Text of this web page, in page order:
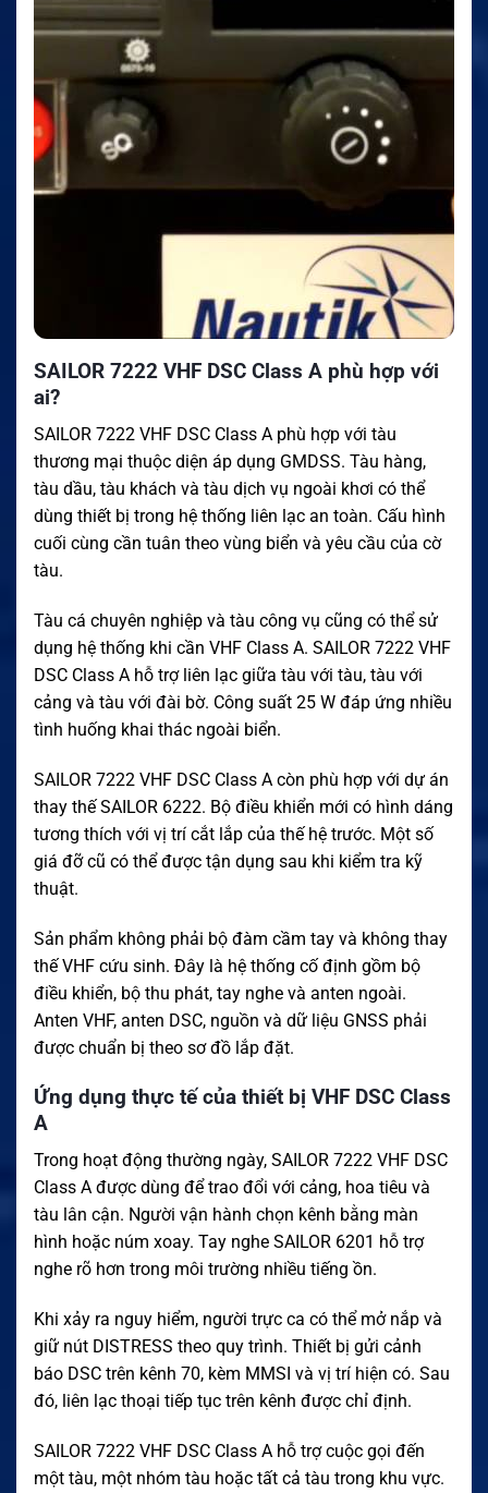
SAILOR 7222 VHF DSC Class A phù hợp với
ai?
SAILOR 7222 VHF DSC Class A phù hợp với tàu
thương mại thuộc diện áp dụng GMDSS. Tàu hàng,
tàu dầu, tàu khách và tàu dịch vụ ngoài khơi có thể
dùng thiết bị trong hệ thống liên lạc an toàn. Cấu hình
cuối cùng cần tuân theo vùng biển và yêu cầu của cờ
tàu.
Tàu cá chuyên nghiệp và tàu công vụ cũng có thể sử
dụng hệ thống khi cần VHF Class A. SAILOR 7222 VHF
DSC Class A hỗ trợ liên lạc giữa tàu với tàu, tàu với
cảng và tàu với đài bờ. Công suất 25 W đáp ứng nhiều
tình huống khai thác ngoài biển.
SAILOR 7222 VHF DSC Class A còn phù hợp với dự án
thay thế SAILOR 6222. Bộ điều khiển mới có hình dáng
tương thích với vị trí cắt lắp của thế hệ trước. Một số
giá đỡ cũ có thể được tận dụng sau khi kiểm tra kỹ
thuật.
Sản phẩm không phải bộ đàm cầm tay và không thay
thế VHF cứu sinh. Đây là hệ thống cố định gồm bộ
điều khiển, bộ thu phát, tay nghe và anten ngoài.
Anten VHF, anten DSC, nguồn và dữ liệu GNSS phải
được chuẩn bị theo sơ đồ lắp đặt.
Ứng dụng thực tế của thiết bị VHF DSC Class
A
Trong hoạt động thường ngày, SAILOR 7222 VHF DSC
Class A được dùng để trao đổi với cảng, hoa tiêu và
tàu lân cận. Người vận hành chọn kênh bằng màn
hình hoặc núm xoay. Tay nghe SAILOR 6201 hỗ trợ
nghe rõ hơn trong môi trường nhiều tiếng ồn.
Khi xảy ra nguy hiểm, người trực ca có thể mở nắp và
giữ nút DISTRESS theo quy trình. Thiết bị gửi cảnh
báo DSC trên kênh 70, kèm MMSI và vị trí hiện có. Sau
đó, liên lạc thoại tiếp tục trên kênh được chỉ định.
SAILOR 7222 VHF DSC Class A hỗ trợ cuộc gọi đến
một tàu, một nhóm tàu hoặc tất cả tàu trong khu vực.